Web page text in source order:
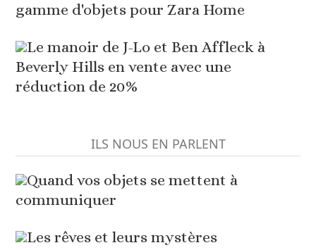
gamme d'objets pour Zara Home
Le manoir de J-Lo et Ben Affleck à
Beverly Hills en vente avec une
réduction de 20%
ILS NOUS EN PARLENT
Quand vos objets se mettent à
communiquer
Les rêves et leurs mystères